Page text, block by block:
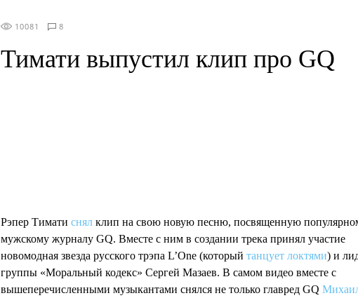
10081 8
Тимати выпустил клип про GQ
Рэпер Тимати снял клип на свою новую песню, посвященную
мужскому журналу GQ. Вместе с ним в создании трека принял участие
новомодная звезда русского трэпа L’One (который танцует локтями) и
группы «Моральный кодекс» Сергей Мазаев. В самом видео вместе с
вышеперечисленными музыкантами снялся не только главред GQ